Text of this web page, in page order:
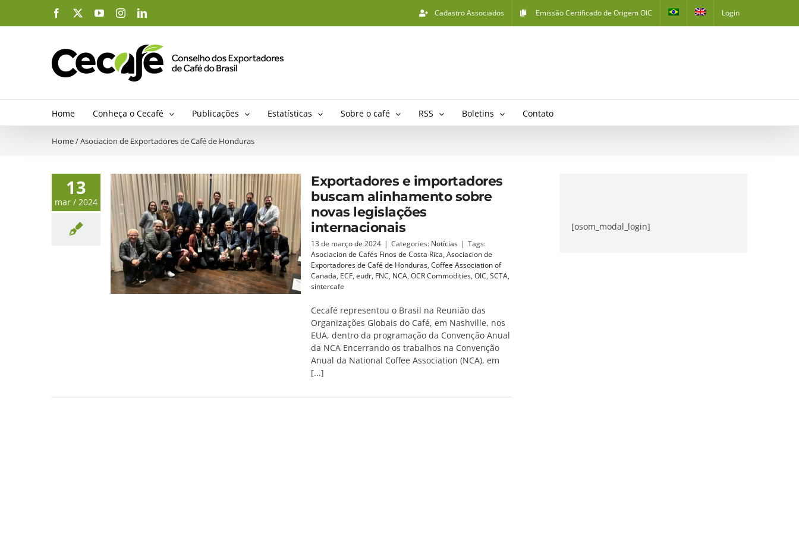
o
Facebook YouTubeInstagramLinkedIn Cadastro Associados Emissão Certificado de Origem OIC Login
Home Conheça o Cecafé Publicações Estatísticas Sobre o café RSS Boletins Contato
Home/Asociacion de Exportadores de Café de Honduras
13
mar / 2024
Exportadores e importadores
buscam alinhamento sobre
novas legislações
internacionais
13 de março de 2024 | Categories: Notícias | Tags:
Asociacion de Cafés Finos de Costa Rica, Asociacion de
Exportadores de Café de Honduras, Coffee Association of
Canada, ECF, eudr, FNC, NCA, OCR Commodities, OIC, SCTA,
sintercafe
Cecafé representou o Brasil na Reunião das
Organizações Globais do Café, em Nashville, nos
EUA, dentro da programação da Convenção Anual
da NCA Encerrando os trabalhos na Convenção
Anual da National Coffee Association (NCA), em
[...]
[osom_modal_login]